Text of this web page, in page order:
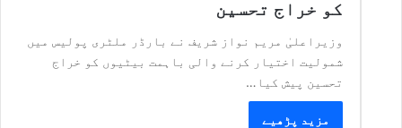
کو خراج تحسین
وزیراعلیٰ مریم نواز شریف نے بارڈر ملٹری پولیس میں
شمولیت اختیار کرنے والی باہمت بیٹیوں کو خراج
تحسین پیش کیا…
مزید پڑھیے